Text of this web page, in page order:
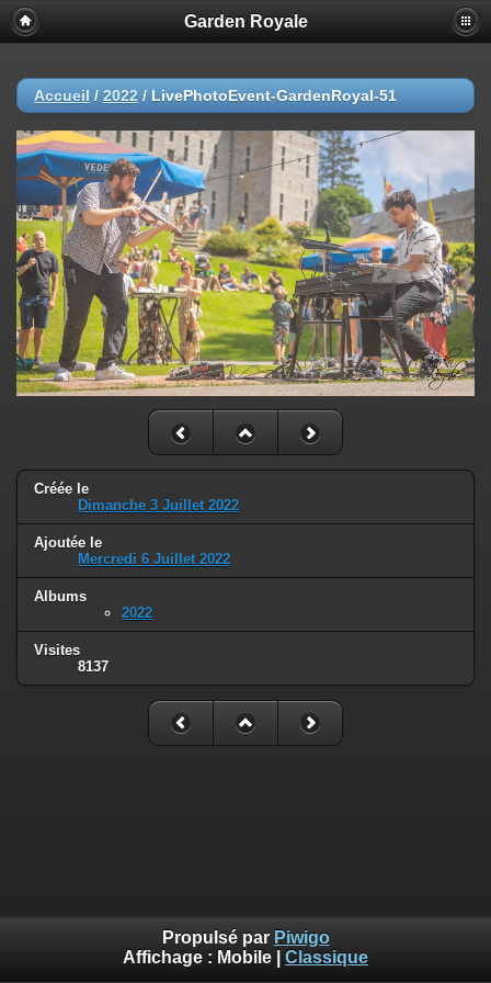
Garden Royale
Accueil / 2022 / LivePhotoEvent-GardenRoyal-51
Créée le
Dimanche 3 Juillet 2022
Ajoutée le
Mercredi 6 Juillet 2022
Albums
2022
Visites
8137
Propulsé par Piwigo
Affichage : Mobile Classique